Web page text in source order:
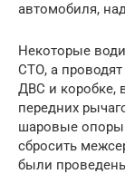
автомобиля,
Некоторые
СТО, а
ДВС и коробке,
передних
шаровые опоры
сбросить
были